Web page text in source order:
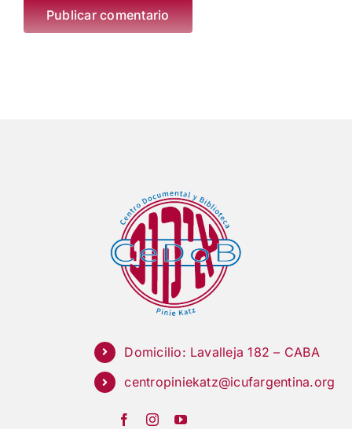
Domicilio: Lavalleja 182 – CABA
centropiniekatz@icufargentina.org